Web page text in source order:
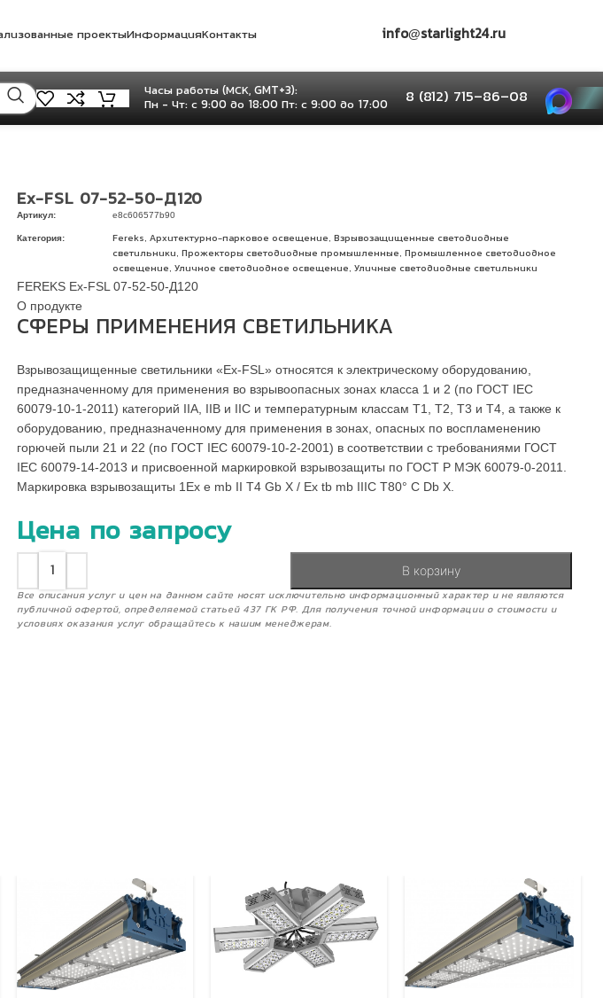
проектыИнформацияКонтакты info@starlight24.ru
Часы работы (МСК, GMT+3):
Пн - Чт: с 9:00 до 18:00 Пт: с 9:00 до 17:00
8 (812) 715–86–08
Ex-FSL 07-52-50-Д120
Артикул: e8c606577b90
Категория: Fereks Архитектурно-парковое освещение
Взрывозащищенные светодиодные
светильники
Прожекторы светодиодные промышленные
Промышленное светодиодное
освещение
Уличное светодиодное освещение Уличные светодиодные светильники
FEREKS Ex-FSL 07-52-50-Д120
О продукте
СФЕРЫ ПРИМЕНЕНИЯ СВЕТИЛЬНИКА
Взрывозащищенные светильники «Ex-FSL» относятся к электрическому оборудованию,
предназначенному для применения во взрывоопасных зонах класса 1 и 2 (по ГОСТ IEC
60079-10-1-2011) категорий IIA, IIB и IIC и температурным классам Т1, Т2, Т3 и Т4, а также к
оборудованию, предназначенному для применения в зонах, опасных по воспламенению
горючей пыли 21 и 22 (по ГОСТ IEC 60079-10-2-2001) в соответствии с требованиями ГОСТ
IEC 60079-14-2013 и присвоенной маркировкой взрывозащиты по ГОСТ Р МЭК 60079-0-2011.
Маркировка взрывозащиты 1Ex e mb II T4 Gb X / Ex tb mb IIIC T80° C Db X.
Цена по запросу
В корзину
Все описания услуг и цен на данном сайте носят исключительно информационный характер и не являются
публичной офертой, определяемой статьей 437 ГК РФ. Для получения точной информации о стоимости и
условиях оказания услуг обращайтесь к нашим менеджерам.